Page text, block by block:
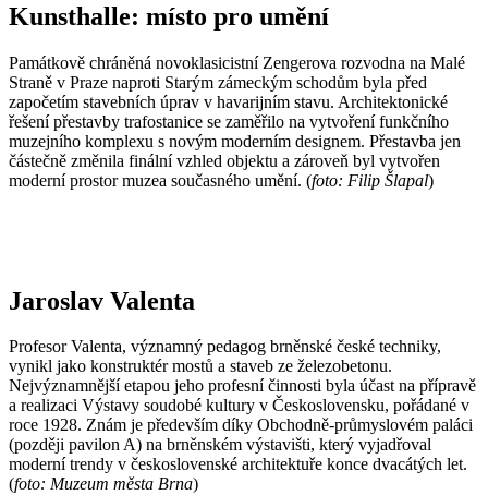
Kunsthalle: místo pro umění
Památkově chráněná novoklasicistní Zengerova rozvodna na Malé
Straně v Praze naproti Starým zámeckým schodům byla před
započetím stavebních úprav v havarijním stavu. Architektonické
řešení přestavby trafostanice se zaměřilo na vytvoření funkčního
muzejního komplexu s novým moderním designem. Přestavba jen
částečně změnila finální vzhled objektu a zároveň byl vytvořen
moderní prostor muzea současného umění. (foto: Filip Šlapal)
Jaroslav Valenta
Profesor Valenta, významný pedagog brněnské české techniky,
vynikl jako konstruktér mostů a staveb ze železobetonu.
Nejvýznamnější etapou jeho profesní činnosti byla účast na přípravě
a realizaci Výstavy soudobé kultury v Československu, pořádané v
roce 1928. Znám je především díky Obchodně-průmyslovém paláci
(později pavilon A) na brněnském výstavišti, který vyjadřoval
moderní trendy v československé architektuře konce dvacátých let.
(foto: Muzeum města Brna)